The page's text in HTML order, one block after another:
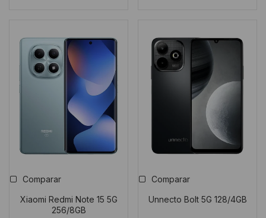
Comparar
Xiaomi Redmi Note 15 5G
256/8GB
Comparar
Unnecto Bolt 5G 128/4GB